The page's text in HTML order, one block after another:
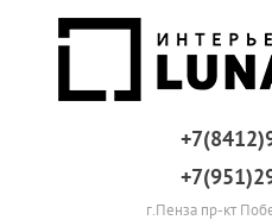
г.Пенза пр-кт